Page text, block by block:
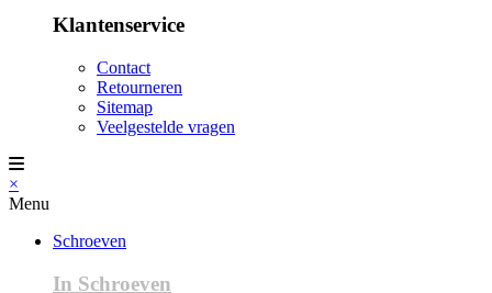
Klantenservice
Contact
Retourneren
Sitemap
Veelgestelde vragen
×
Menu
Schroeven
In Schroeven